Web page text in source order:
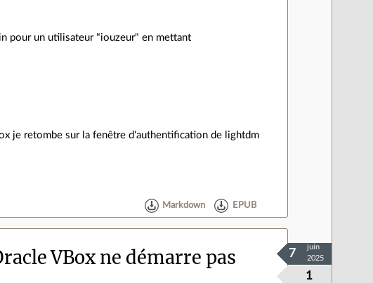
pour un utilisateur "iouzeur" en mettant
je retombe sur la fenêtre d'authentification de lightdm
Markdown EPUB
VBox ne démarre pas
1
7
juin
2025